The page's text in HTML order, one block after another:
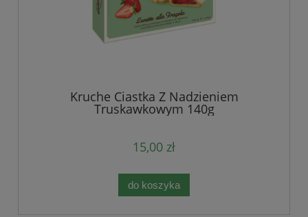
Kruche Ciastka Z Nadzieniem
Truskawkowym 140g
15,00 zł
do koszyka